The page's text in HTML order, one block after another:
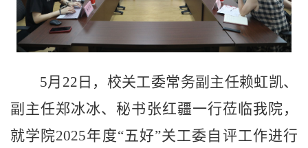
5月 22 日 ，校关工委常务副主任赖虹凯、
副主任郑冰冰、秘书张红疆一行莅临我院，
就学院2025年度“五好”关工委自评工作进行